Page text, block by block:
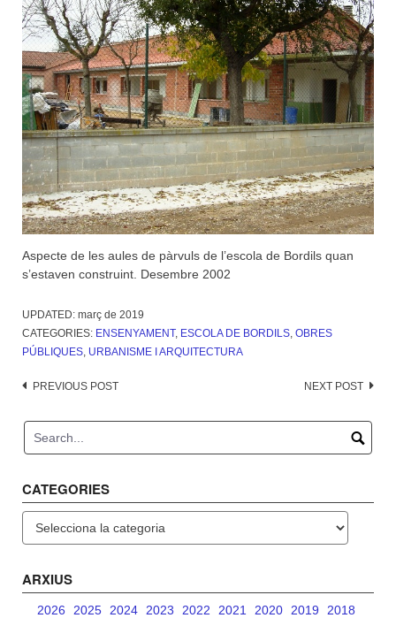
Aspecte de les aules de pàrvuls de l’escola de Bordils quan
s’estaven construint. Desembre 2002
UPDATED: març de 2019
CATEGORIES: ENSENYAMENT, ESCOLA DE BORDILS, OBRES
PÚBLIQUES, URBANISME I ARQUITECTURA
Post
PREVIOUS POST NEXT POST
CATEGORIES
ARXIUS
2026 2025 2024 2023 2022 2021 2020 2019
2018